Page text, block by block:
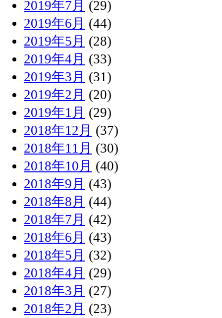
2019年7月 (29)
2019年6月 (44)
2019年5月 (28)
2019年4月 (33)
2019年3月 (31)
2019年2月 (20)
2019年1月 (29)
2018年12月 (37)
2018年11月 (30)
2018年10月 (40)
2018年9月 (43)
2018年8月 (44)
2018年7月 (42)
2018年6月 (43)
2018年5月 (32)
2018年4月 (29)
2018年3月 (27)
2018年2月 (23)